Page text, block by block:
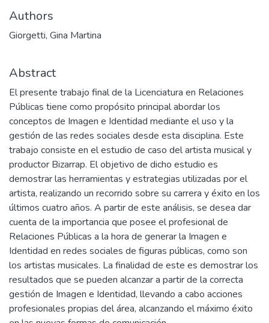
Authors
Giorgetti, Gina Martina
Abstract
El presente trabajo final de la Licenciatura en Relaciones
Públicas tiene como propósito principal abordar los
conceptos de Imagen e Identidad mediante el uso y la
gestión de las redes sociales desde esta disciplina. Este
trabajo consiste en el estudio de caso del artista musical y
productor Bizarrap. El objetivo de dicho estudio es
demostrar las herramientas y estrategias utilizadas por el
artista, realizando un recorrido sobre su carrera y éxito en los
últimos cuatro años. A partir de este análisis, se desea dar
cuenta de la importancia que posee el profesional de
Relaciones Públicas a la hora de generar la Imagen e
Identidad en redes sociales de figuras públicas, como son
los artistas musicales. La finalidad de este es demostrar los
resultados que se pueden alcanzar a partir de la correcta
gestión de Imagen e Identidad, llevando a cabo acciones
profesionales propias del área, alcanzando el máximo éxito